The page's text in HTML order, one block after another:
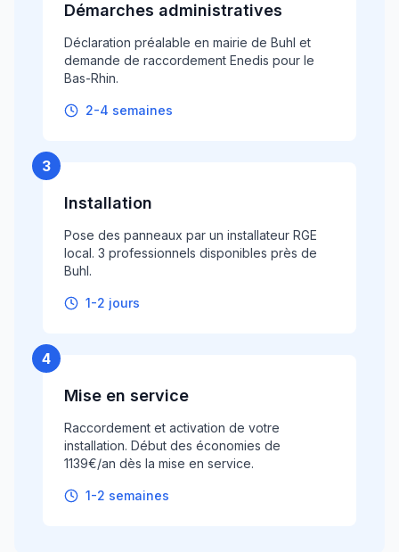
Démarches administratives
Déclaration préalable en mairie de Buhl et
demande de raccordement Enedis pour le
Bas-Rhin.
2-4 semaines
3
Installation
Pose des panneaux par un installateur RGE
local. 3 professionnels disponibles près de
Buhl.
1-2 jours
4
Mise en service
Raccordement et activation de votre
installation. Début des économies de
1139€/an dès la mise en service.
1-2 semaines